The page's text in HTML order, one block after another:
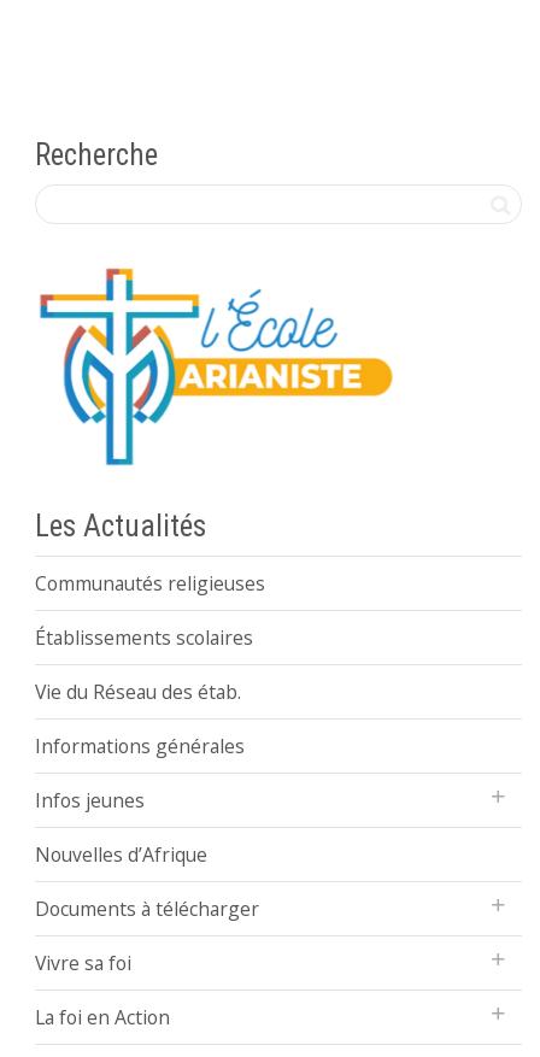
Recherche
Les Actualités
Communautés religieuses
Établissements scolaires
Vie du Réseau des étab.
Informations générales
Infos jeunes
Nouvelles d’Afrique
Documents à télécharger
Vivre sa foi
La foi en Action